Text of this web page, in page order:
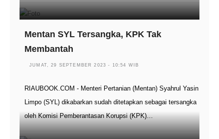
Mentan SYL Tersangka, KPK Tak
Membantah
JUMAT, 29 SEPTEMBER 2023 - 10:54 WIB
RIAUBOOK.COM - Menteri Pertanian (Mentan) Syahrul Yasin
Limpo (SYL) dikabarkan sudah ditetapkan sebagai tersangka
oleh Komisi Pemberantasan Korupsi (KPK)…